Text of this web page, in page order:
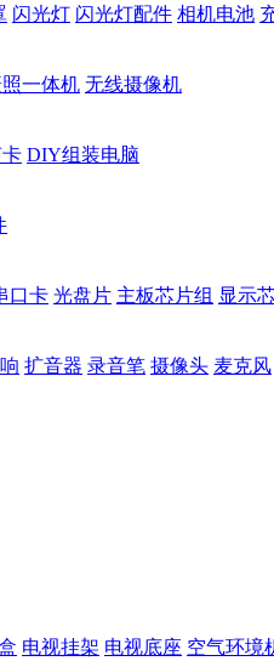
闪光灯 闪光灯配件 相机电池
一体机 无线摄像机
DIY组装电脑
口卡 光盘片 主板芯片组 显示
扩音器 录音笔 摄像头 麦克风
电视挂架 电视底座 空气环境